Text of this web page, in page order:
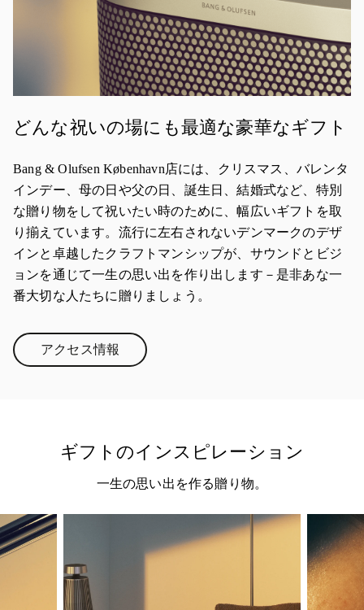
どんな祝いの場にも最適な豪華なギフト
Bang & Olufsen København店には、クリスマス、バレンタ
インデー、母の日や父の日、誕生日、結婚式など、特別
な贈り物をして祝いたい時のために、幅広いギフトを取
り揃えています。流行に左右されないデンマークのデザ
インと卓越したクラフトマンシップが、サウンドとビジ
ョンを通じて一生の思い出を作り出します－是非あな一
番大切な人たちに贈りましょう。
アクセス情報Link Opens in New Tab
ギフトのインスピレーション
一生の思い出を作る贈り物。